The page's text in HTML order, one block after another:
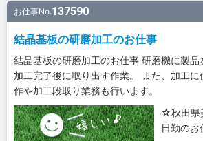
お仕事No.137590
結晶基板の研磨加工のお仕事
結晶基板の研磨加工のお仕事 研磨機に製品
加工完了後に取り出す作業。 また、加工
作や加工段取り業務も行います。
☆秋田県
日勤のお